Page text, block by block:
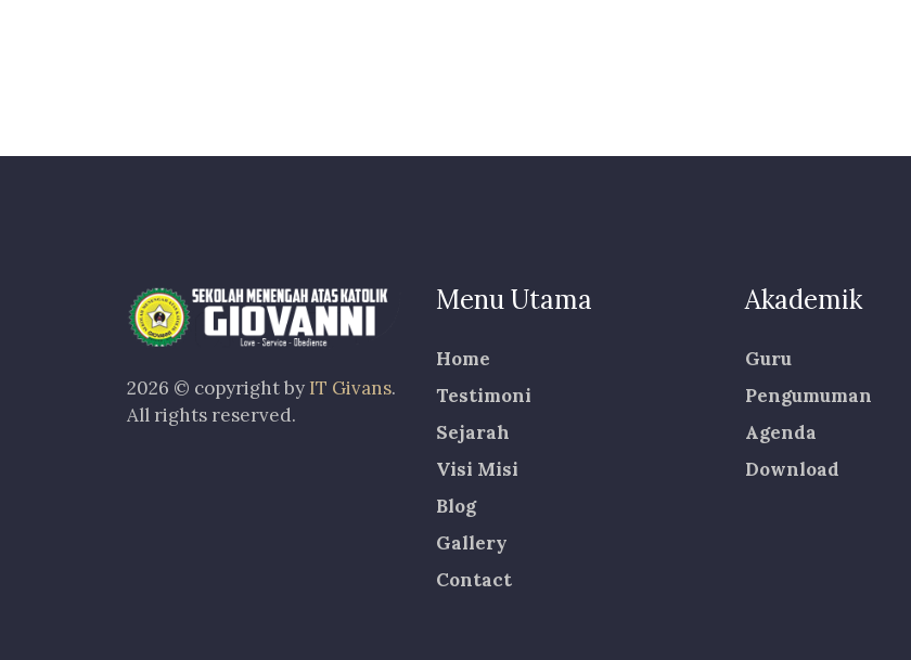
2026 © copyright by IT Givans.
All rights reserved.
Menu Utama
Home
Testimoni
Sejarah
Visi Misi
Blog
Gallery
Contact
Akademik
Guru
Pengumuman
Agenda
Download